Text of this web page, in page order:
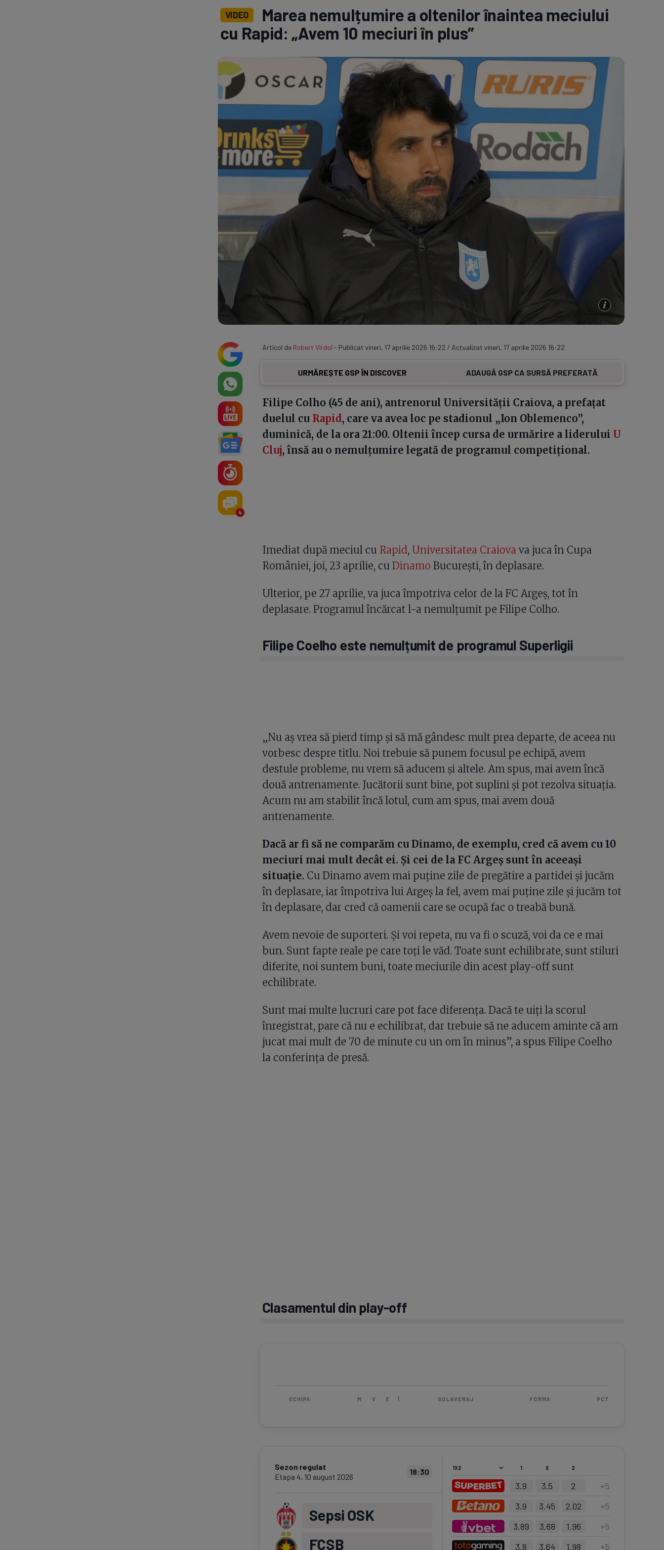
Serie A
Program TV
VIDEO
Marea nemulțumire a oltenilor înaintea meciului
cu Rapid: „Avem 10 meciuri în plus”
4
Articol de Robert Vîrdol - Publicat vineri, 17 aprilie 2026 16:22 / Actualizat vineri, 17 aprilie 2026 16:22
URMĂREȘTE GSP ÎN DISCOVER ADAUGĂ GSP CA SURSĂ PREFERATĂ
Filipe Colho (45 de ani), antrenorul Universității Craiova, a prefațat
duelul cu Rapid, care va avea loc pe stadionul „Ion Oblemenco”,
duminică, de la ora 21:00. Oltenii încep cursa de urmărire a liderului U
Cluj, însă au o nemulțumire legată de programul competițional.
Imediat după meciul cu Rapid , Universitatea Craiova va juca în Cupa
României, joi, 23 aprilie, cu Dinamo București, în deplasare.
Ulterior, pe 27 aprilie, va juca împotriva celor de la FC Argeș, tot în
deplasare. Programul încărcat l-a nemulțumit pe Filipe Colho.
Filipe Coelho este nemulțumit de programul Superligii
„Nu aș vrea să pierd timp și să mă gândesc mult prea departe, de aceea nu
vorbesc despre titlu. Noi trebuie să punem focusul pe echipă, avem
destule probleme, nu vrem să aducem și altele. Am spus, mai avem încă
două antrenamente. Jucătorii sunt bine, pot suplini și pot rezolva situația.
Acum nu am stabilit încă lotul, cum am spus, mai avem două
antrenamente.
Dacă ar fi să ne comparăm cu Dinamo, de exemplu, cred că avem cu 10
meciuri mai mult decât ei. Și cei de la FC Argeș sunt în aceeași
situație. Cu Dinamo avem mai puține zile de pregătire a partidei și jucăm
în deplasare, iar împotriva lui Argeș la fel, avem mai puține zile și jucăm tot
în deplasare, dar cred că oamenii care se ocupă fac o treabă bună.
Avem nevoie de suporteri. Și voi repeta, nu va fi o scuză, voi da ce e mai
bun. Sunt fapte reale pe care toți le văd. Toate sunt echilibrate, sunt stiluri
diferite, noi suntem buni, toate meciurile din acest play-off sunt
echilibrate.
Sunt mai multe lucruri care pot face diferența. Dacă te uiți la scorul
înregistrat, pare că nu e echilibrat, dar trebuie să ne aducem aminte că am
jucat mai mult de 70 de minute cu un om în minus”, a spus Filipe Coelho
la conferința de presă.
Clasamentul din play-off
ECHIPA M V E Î GOLAVERAJ FORMA PCT
Sezon regulat
Etapa 4, 10 august 2026
18:30
Sepsi OSK
FCSB
1 X 2
3.9 3.5 2 +5
3.9
3.45 2.02 +5
3.89
3.68 1.96 +5
3.8
3.64 1.98 +5